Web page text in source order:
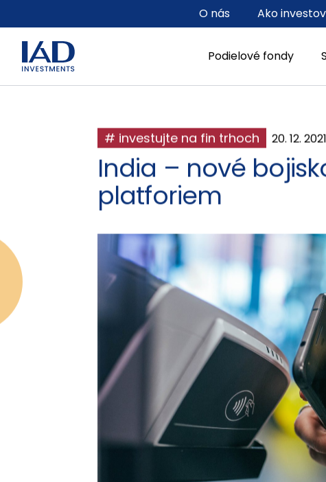
Podielové fondy
O nás Ako
# investujte na fin trhoch 20. 12. 2021
India – nové
platforiem